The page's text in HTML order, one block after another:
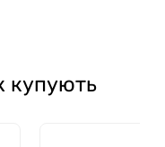
купують